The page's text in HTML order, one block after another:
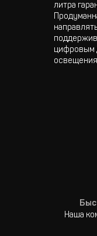
литра
цифровым
Наша